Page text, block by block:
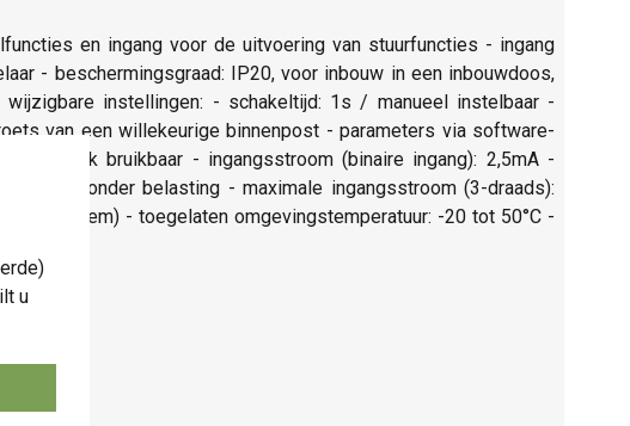
u
en ingang voor de uitvoering van stuurfuncties - ingang
- beschermingsgraad: IP20, voor inbouw in een inbouwdoos,
instellingen: - schakeltijd: 1s / manueel instelbaar -
van een willekeurige binnenpost - parameters via software-
bruikbaar - ingangsstroom (binaire ingang): 2,5mA -
zonder belasting - maximale ingangsstroom (3-draads):
nc, no-klem) - toegelaten omgevingstemperatuur: -20 tot 50°C -